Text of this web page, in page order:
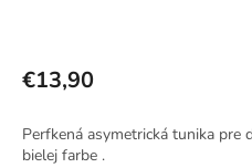
€13,90
Perfkená asymetrická tunika pre
bielej farbe .